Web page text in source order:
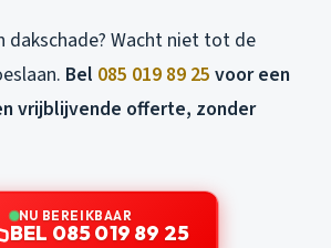
dakschade? Wacht niet tot de
Bel 085 019 89 25 voor een
vrijblijvende offerte, zonder
NU BEREIKBAAR
BEL 085 019 89 25